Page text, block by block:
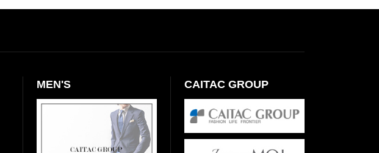
MEN'S CAITAC GROUP